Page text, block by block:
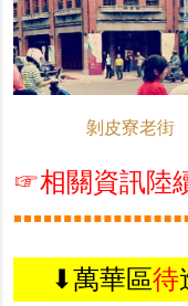
剝皮寮老街
☞相關資訊
⬇︎萬華區待